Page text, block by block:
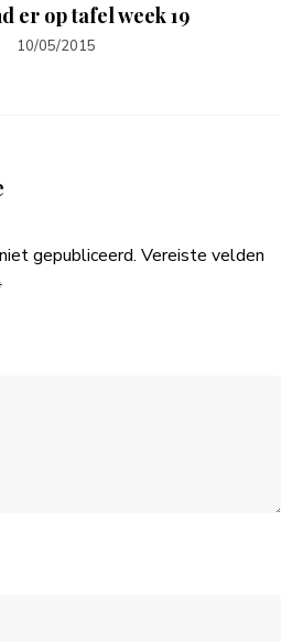
er op tafel week 19
10/05/2015
gepubliceerd. Vereiste velden